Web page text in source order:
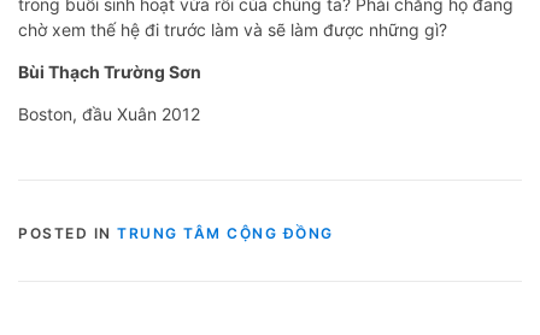
trong buổi sinh hoạt vừa rồi của chúng ta? Phải chăng họ đang
chờ xem thế hệ đi trước làm và sẽ làm được những gì?
Bùi Thạch Trường Sơn
Boston, đầu Xuân 2012
POSTED IN TRUNG TÂM CỘNG ĐỒNG